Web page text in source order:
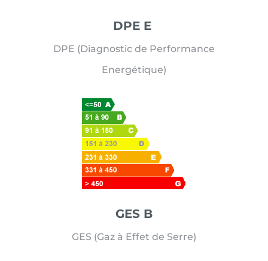
DPE E
DPE (Diagnostic de Performance
Energétique)
GES B
GES (Gaz à Effet de Serre)